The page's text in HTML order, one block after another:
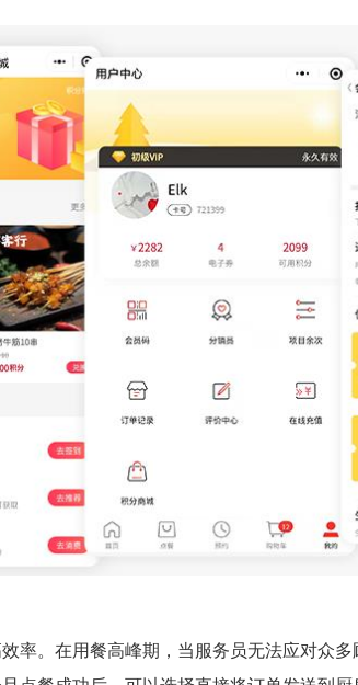
率。在用餐高峰期，当服务员无法应对众